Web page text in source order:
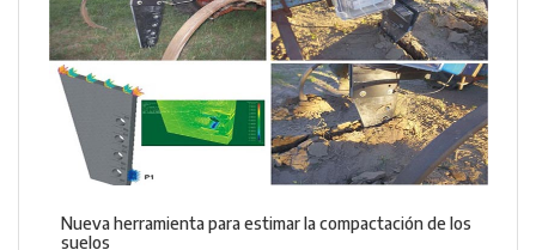
Nueva herramienta para estimar la compactación de los
suelos